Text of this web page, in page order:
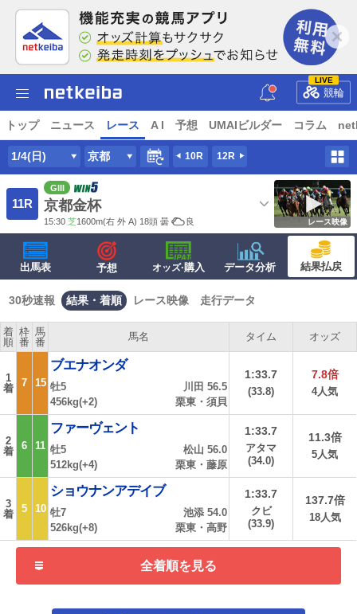
LIVE
競輪
トップ ニュース レース A I 予想 UMAIビルダー コラム
1/4(日) 京都 10R 12R
11R
GIII
京都金杯
15:30 芝1600m(右 外 A) 18頭 曇 良 レース映像
出馬表 予想 オッズ·購入 データ分析 結果払戻
30秒速報 結果・着順 レース映像 走行データ
着
順
枠
番
馬
番
馬名 タイム オッズ
1
着
7 15
ブエナオンダ
牡5
456kg(+2)
川田 56.5
栗東・須貝
1:33.7
(33.8)
7.8倍
4人気
2
着
6 11
ファーヴェント
牡5
512kg(+4)
松山 56.0
栗東・藤原
1:33.7
アタマ
(34.0)
11.3倍
5人気
3
着
5 10
ショウナンアデイブ
牡7
526kg(+8)
池添 54.0
栗東・高野
1:33.7
クビ
(33.9)
137.7倍
18人気
全着順を見る